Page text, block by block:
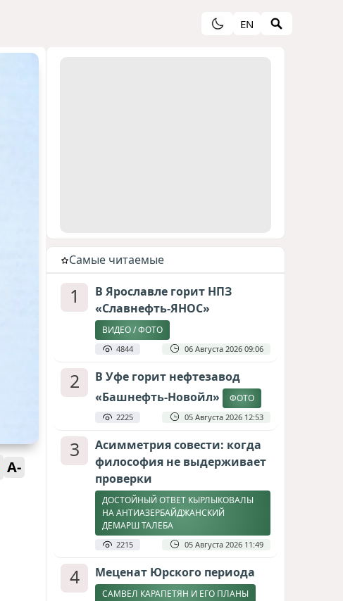
EN
A-
Cамые читаемые
1
В Ярославле горит НПЗ
«Славнефть-ЯНОС»
ВИДЕО / ФОТО
4844 06 Августа 2026 09:06
2
В Уфе горит нефтезавод
«Башнефть-Новойл»
ФОТО
2225 05 Августа 2026 12:53
3
Асимметрия совести: когда
философия не выдерживает
проверки
ДОСТОЙНЫЙ ОТВЕТ КЫРЛЫКОВАЛЫ
НА АНТИАЗЕРБАЙДЖАНСКИЙ
ДЕМАРШ ТАЛЕБА
2215 05 Августа 2026 11:49
4 Меценат Юрского периода
САМВЕЛ КАРАПЕТЯН И ЕГО ПЛАНЫ